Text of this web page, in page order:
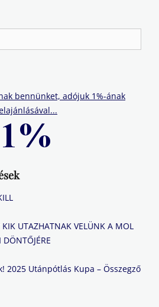
bennünket, adójuk 1%-ának
UTAZHATNAK VELÜNK A MOL
DÖNTŐJÉRE
2025 Utánpótlás Kupa – Összegző